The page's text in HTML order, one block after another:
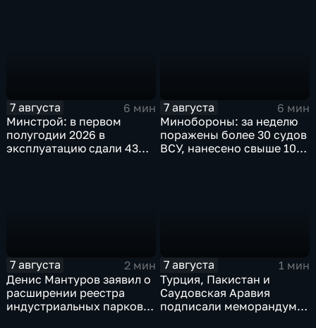
7 августа
6 мин
Минстрой: в первом
полугодии 2026 в
эксплуатацию сдали 43
7 августа
6 мин
Минобороны: за неделю
поражены более 30 судов
ВСУ, нанесено свыше 10
7 августа
2 мин
Денис Мантуров заявил о
расширении реестра
индустриальных парков в
7 августа
1 мин
Турция, Пакистан и
Саудовская Аравия
подписали меморандум о